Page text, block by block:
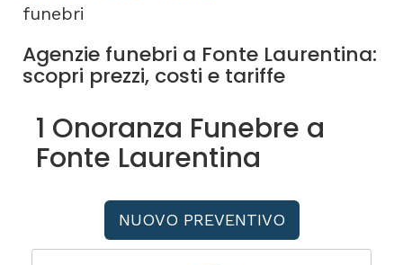
funebri
Agenzie funebri a Fonte Laurentina:
scopri prezzi, costi e tariffe
1 Onoranza Funebre a
Fonte Laurentina
NUOVO PREVENTIVO